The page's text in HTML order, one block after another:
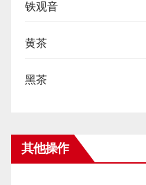
铁观音
黄茶
黑茶
其他操作